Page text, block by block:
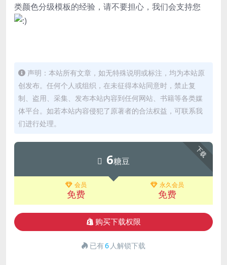
类颜色分级模板的经验，请不要担心，我们会支持您
声明：本站所有文章，如无特殊说明或标注，均为本站原
创发布。任何个人或组织，在未征得本站同意时，禁止复
制、盗用、采集、发布本站内容到任何网站、书籍等各类媒
体平台。如若本站内容侵犯了原著者的合法权益，可联系我
们进行处理。
下载
6糖豆
会员
免费
永久会员
免费
购买下载权限
已有6 人解锁下载